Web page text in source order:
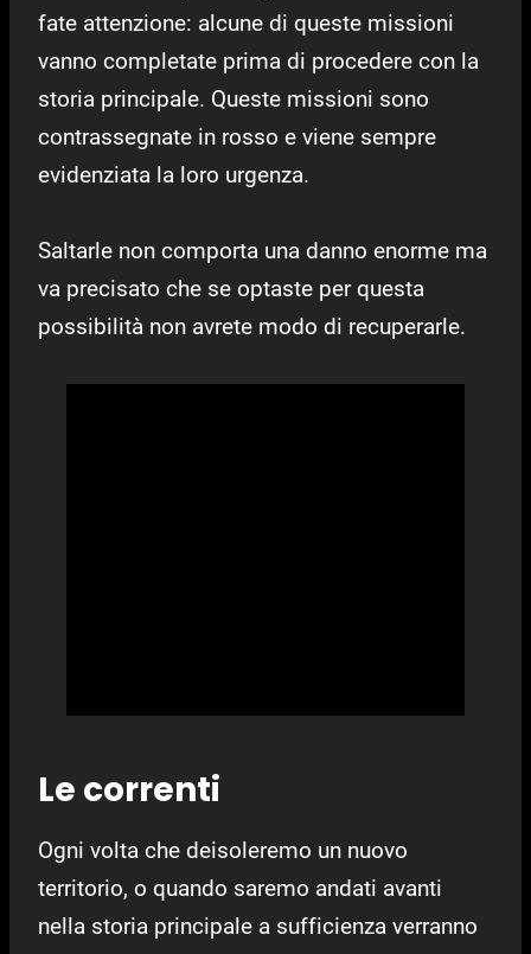
fate attenzione: alcune di queste missioni
vanno completate prima di procedere con la
storia principale. Queste missioni sono
contrassegnate in rosso e viene sempre
evidenziata la loro urgenza.
Saltarle non comporta una danno enorme ma
va precisato che se optaste per questa
possibilità non avrete modo di recuperarle.
Le correnti
Ogni volta che deisoleremo un nuovo
territorio, o quando saremo andati avanti
nella storia principale a sufficienza verranno